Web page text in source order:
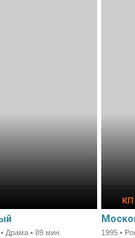
Драма • 89 мин. 1995 •